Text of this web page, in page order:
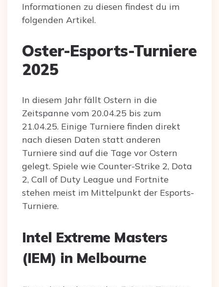
Informationen zu diesen findest du im
folgenden Artikel.
Oster-Esports-Turniere
2025
In diesem Jahr fällt Ostern in die
Zeitspanne vom 20.04.25 bis zum
21.04.25. Einige Turniere finden direkt
nach diesen Daten statt anderen
Turniere sind auf die Tage vor Ostern
gelegt. Spiele wie Counter-Strike 2, Dota
2, Call of Duty League und Fortnite
stehen meist im Mittelpunkt der Esports-
Turniere.
Intel Extreme Masters
(IEM) in Melbourne